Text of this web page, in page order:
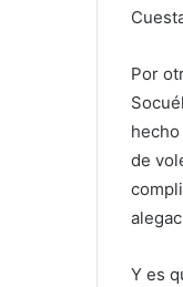
Por
de
Y es